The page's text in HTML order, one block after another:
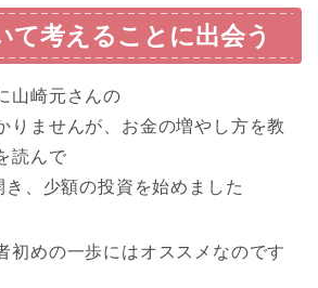
て考えることに出会う
山崎元さんの
りませんが、お金の増やし方を教
読んで
、少額の投資を始めました
初めの一歩にはオススメ なのです